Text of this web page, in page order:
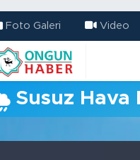
Foto Galeri Video
Susuz Hava
Grup Puan